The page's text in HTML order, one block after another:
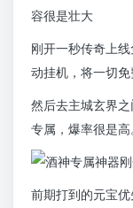
容很是壮大
刚开一秒传奇上
动挂机，将一切免
然后去主城玄界
专属，爆率很是高
前期打到的元宝